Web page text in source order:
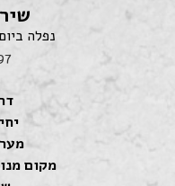
נפלה
מקום